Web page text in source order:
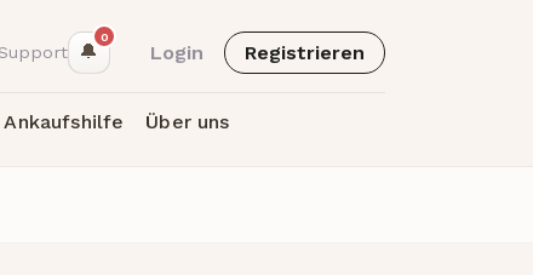
🔔
0
Ankaufshilfe Über uns
Login Registrieren